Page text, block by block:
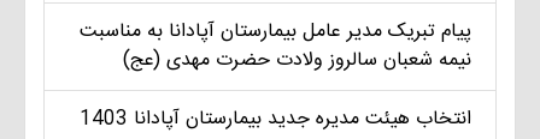
پیام تبریک مدير عامل بيمارستان آپادانا به مناسبت
نیمه شعبان سالروز ولادت حضرت مهدی (عج)
انتخاب هيئت مديره جديد بيمارستان آپادانا 1403